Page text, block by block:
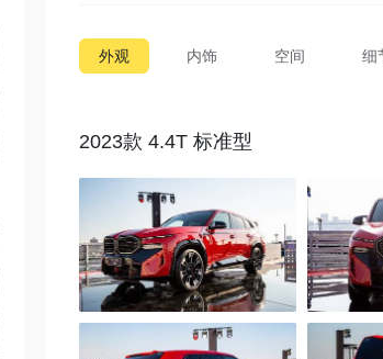
外观 内饰 空间 细
2023款 4.4T 标准型